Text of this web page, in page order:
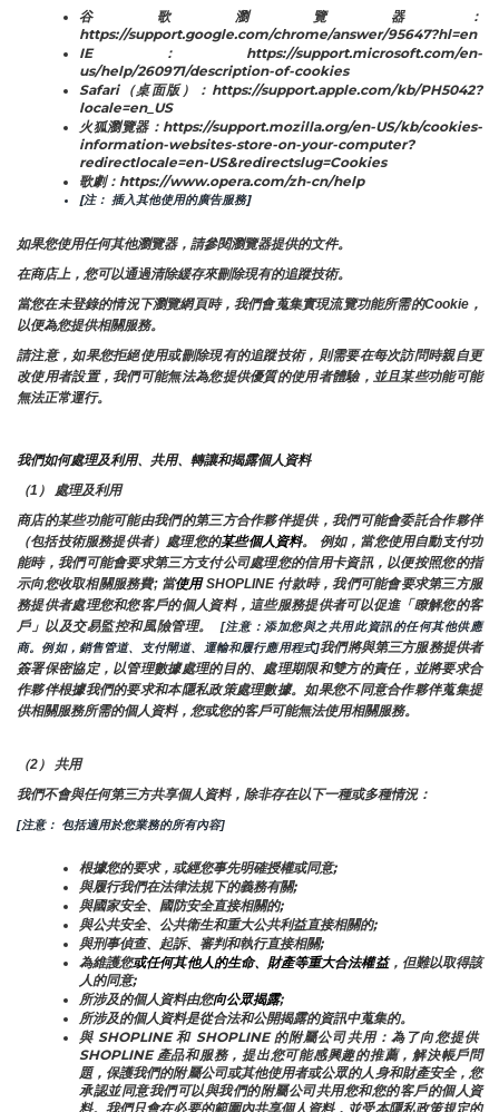
谷歌瀏覽器：
https://support.google.com/chrome/answer/95647?hl=en
IE：https://support.microsoft.com/en-
us/help/260971/description-of-cookies
Safari（桌面版）：https://support.apple.com/kb/PH5042?
locale=en_US
火狐瀏覽器：https://support.mozilla.org/en-US/kb/cookies-
information-websites-store-on-your-computer?
redirectlocale=en-US&redirectslug=Cookies
歌劇：https://www.opera.com/zh-cn/help
[注： 插入其他使用的廣告服務]
如果您使用任何其他瀏覽器，請參閱瀏覽器提供的文件。
在商店上，您可以通過清除緩存來刪除現有的追蹤技術。
當您在未登錄的情況下瀏覽網頁時，我們會蒐集實現流覽功能所需的Cookie，
以便為您提供相關服務。
請注意，如果您拒絕使用或刪除現有的追蹤技術，則需要在每次訪問時親自更
改使用者設置，我們可能無法為您提供優質的使用者體驗，並且某些功能可能
無法正常運行。
我們如何處理及利用、共用、轉讓和揭露個人資料
（1） 處理及利用
商店的某些功能可能由我們的第三方合作夥伴提供，我們可能會委託合作夥伴
（包括技術服務提供者）處理您的某些個人資料。 例如，當您使用自動支付功
能時，我們可能會要求第三方支付公司處理您的信用卡資訊，以便按照您的指
示向您收取相關服務費; 當使用 SHOPLINE 付款時，我們可能會要求第三方服
務提供者處理您和您客戶的個人資料，這些服務提供者可以促進「瞭解您的客
戶」以及交易監控和風險管理。
[注意：添加您與之共用此資訊的任何其他供應
商。例如，銷售管道、支付閘道、運輸和履行應用程式]我們將與第三方服務提供者
簽署保密協定，以管理數據處理的目的、處理期限和雙方的責任，並將要求合
作夥伴根據我們的要求和本隱私政策處理數據。如果您不同意合作夥伴蒐集提
供相關服務所需的個人資料，您或您的客戶可能無法使用相關服務。
（2） 共用
我們不會與任何第三方共享個人資料，除非存在以下一種或多種情況：
[注意： 包括適用於您業務的所有內容]
根據您的要求，或經您事先明確授權或同意;
與履行我們在法律法規下的義務有關;
與國家安全、國防安全直接相關的;
與公共安全、公共衛生和重大公共利益直接相關的;
與刑事偵查、起訴、審判和執行直接相關;
為維護您或任何其他人的生命、財產等重大合法權益，但難以取得該
人的同意;
所涉及的個人資料由您向公眾揭露;
所涉及的個人資料是從合法和公開揭露的資訊中蒐集的。
與 SHOPLINE 和 SHOPLINE 的附屬公司共用：為了向您提供
SHOPLINE 產品和服務，提出您可能感興趣的推薦，解決帳戶問
題，保護我們的附屬公司或其他使用者或公眾的人身和財產安全，您
承認並同意我們可以與我們的附屬公司共用您和您的客戶的個人資
料。我們只會在必要的範圍內共享個人資料，並受本隱私政策規定的